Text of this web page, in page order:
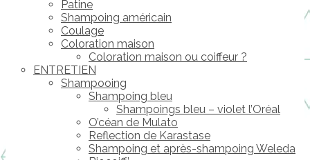
Patine
Shampoing américain
Coulage
Coloration maison
Coloration maison ou coiffeur ?
ENTRETIEN
Shampooing
Shampoing bleu
Shampoings bleu – violet l’Oréal
O’céan de Mulato
Reflection de Karastase
Shampoing et après-shampoing Weleda